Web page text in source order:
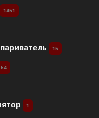
1461
16
64
1